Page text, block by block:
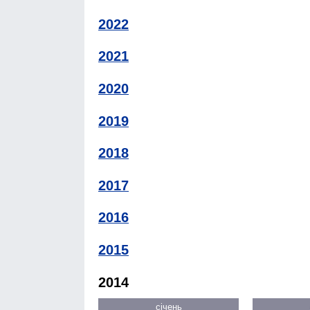
2022
2021
2020
2019
2018
2017
2016
2015
2014
січень